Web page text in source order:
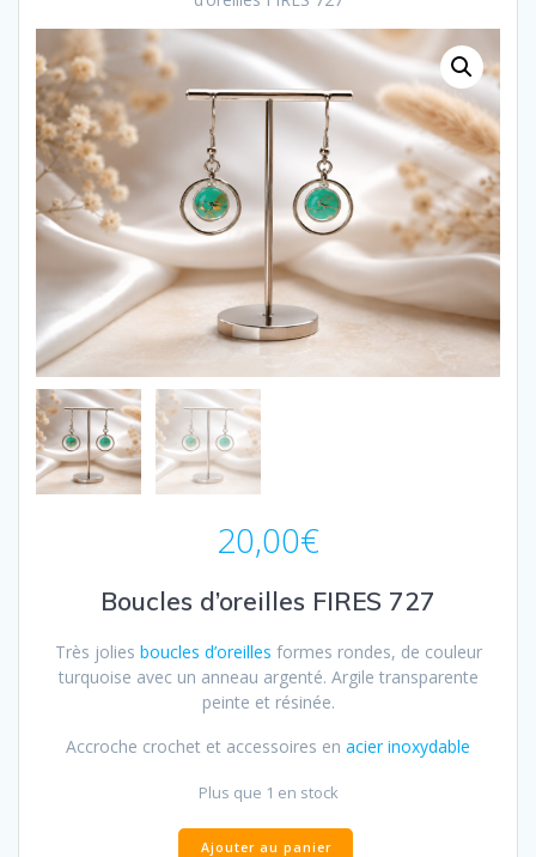
20,00€
Boucles d’oreilles FIRES 727
Très jolies boucles d’oreilles formes rondes, de couleur
turquoise avec un anneau argenté. Argile transparente
peinte et résinée.
Accroche crochet et accessoires en acier inoxydable
Plus que 1 en stock
Ajouter au panier